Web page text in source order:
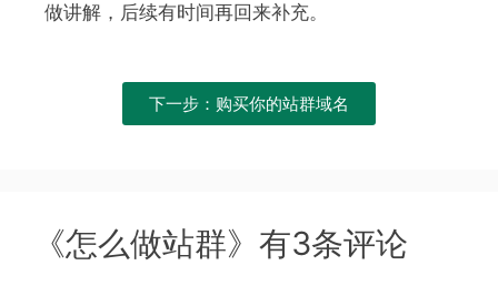
做讲解，后续有时间再回来补充。
下一步：购买你的站群域名
《怎么做站群》有3条评论